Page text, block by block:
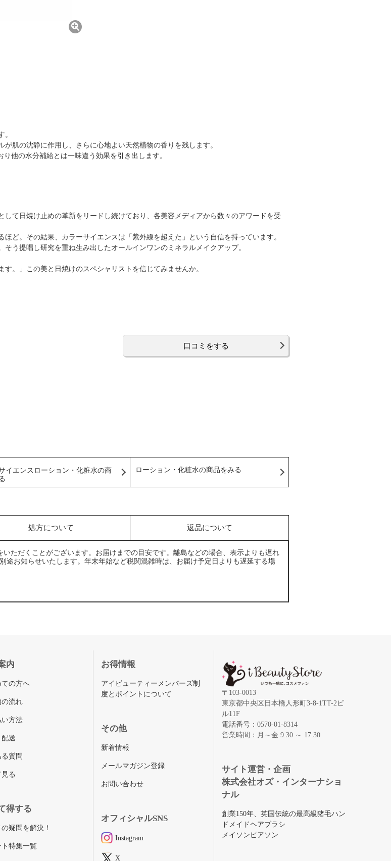
肌の沈静に作用し、さらに心地よい天然植物の香りを残します。
他の水分補給とは一味違う効果を引き出します。
て日焼け止めの革新をリードし続けており、各美容メディアから数々のアワードを受
ど。その結果、カラーサイエンスは「紫外線を超えた」という自信を持っています。
う提唱し研究を重ね生み出したオールインワンのミネラルメイクアップ。
。」この美と日焼けのスペシャリストを信じてみませんか。
口コミをする
イエンスローション・化粧水の商
ローション・化粧水の商品をみる
処方について 返品について
ただくことがございます。お届けまでの目安です。離島などの場合、表示よりも遅れ
途お知らせいたします。年末年始など税関混雑時は、お届け予定日よりも遅延する場
内
ての方へ
の流れ
い方法
送
る質問
る
得する
疑問を解決！
ト特集一覧
お得情報
アイビューティーメンバーズ制
度とポイントについて
その他
新着情報
メールマガジン登録
お問い合わせ
オフィシャルSNS
Instagram
X
〒103-0013
東京都中央区日本橋人形町3-8-1TT-2ビ
ル11F
電話番号：0570-01-8314
営業時間：月～金 9:30 ～ 17:30
サイト運営・企画
株式会社オズ・インターナショ
ナル
創業150年、英国伝統の最高級猪毛ハン
ドメイドヘアブラシ
メイソンピアソン